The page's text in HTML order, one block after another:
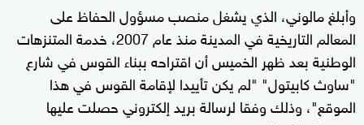
وأبلغ مالوني، الذي يشغل منصب مسؤول الحفاظ على
المعالم التاريخية في المدينة منذ عام 2007، خدمة المتنزهات
الوطنية بعد ظهر الخميس أن اقتراحه ببناء القوس في شارع
"ساوث كابيتول" "لم يكن تأييدا لإقامة القوس في هذا
الموقع"، وذلك وفقا لرسالة بريد إلكتروني حصلت عليها